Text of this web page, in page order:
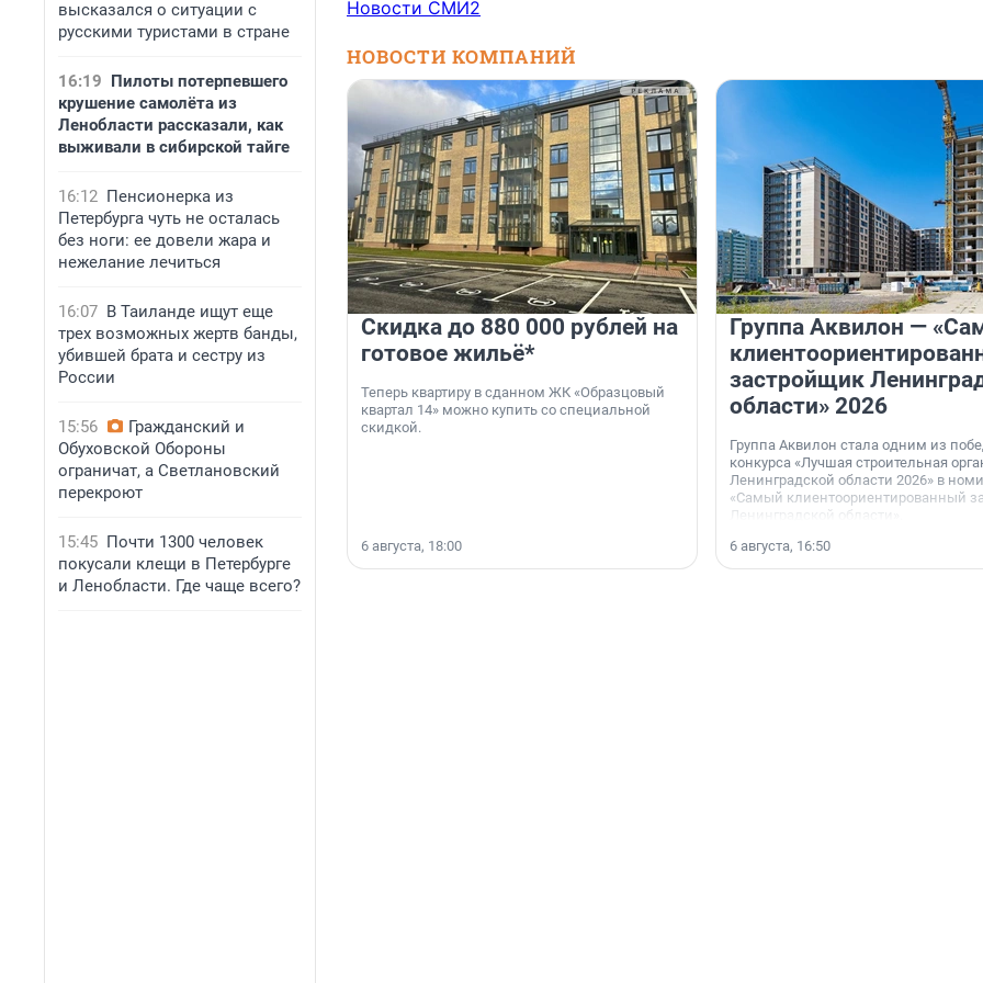
высказался о ситуации с
русскими туристами в стране
16:19 Пилоты потерпевшего
крушение самолёта из
Ленобласти рассказали, как
выживали в сибирской тайге
16:12 Пенсионерка из
Петербурга чуть не осталась
без ноги: ее довели жара и
нежелание лечиться
16:07 В Таиланде ищут еще
трех возможных жертв банды,
убившей брата и сестру из
России
15:56
Гражданский и
Обуховской Обороны
ограничат, а Светлановский
перекроют
15:45 Почти 1300 человек
покусали клещи в Петербурге
и Ленобласти. Где чаще всего?
Новости СМИ2
НОВОСТИ КОМПАНИЙ
Скидка до 880 000 рублей на
готовое жильё*
Теперь квартиру в сданном ЖК «Образцовый
квартал 14» можно купить со специальной
скидкой.
6 августа, 18:00
Группа Аквилон —
застройщик
области» 2026
Группа Аквилон стала одним из
конкурса «Лучшая строительная
Ленинградской области 2026» в
«Самый клиентоориентированный
Ленинградской области».
6 августа, 16:50